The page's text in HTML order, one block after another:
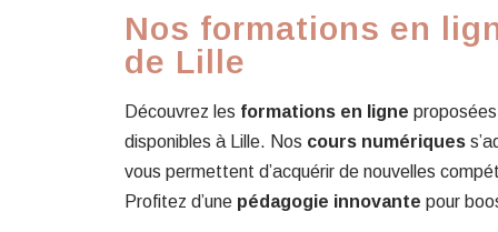
Nos formations en
de Lille
Découvrez les formations en ligne
disponibles à Lille. Nos cours numériques
vous permettent d’acquérir de nouvelles
Profitez d’une pédagogie innovante pour